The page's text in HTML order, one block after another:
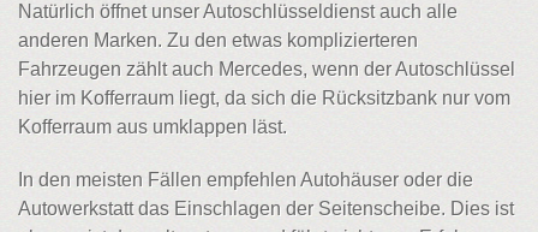
Natürlich öffnet unser Autoschlüsseldienst auch alle
anderen Marken. Zu den etwas komplizierteren
Fahrzeugen zählt auch Mercedes, wenn der Autoschlüssel
hier im Kofferraum liegt, da sich die Rücksitzbank nur vom
Kofferraum aus umklappen läst.
In den meisten Fällen empfehlen Autohäuser oder die
Autowerkstatt das Einschlagen der Seitenscheibe. Dies ist